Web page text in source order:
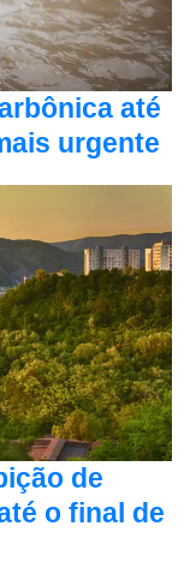
até
urgente
de
o final de